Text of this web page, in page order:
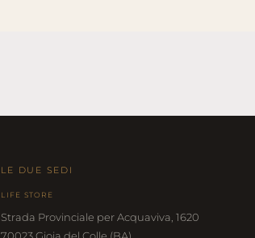
LE DUE SEDI
LIFE STORE
Strada Provinciale per Acquaviva, 1620